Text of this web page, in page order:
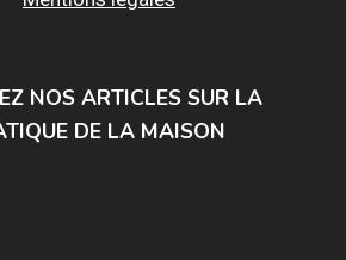
NOS ARTICLES SUR LA
DE LA MAISON